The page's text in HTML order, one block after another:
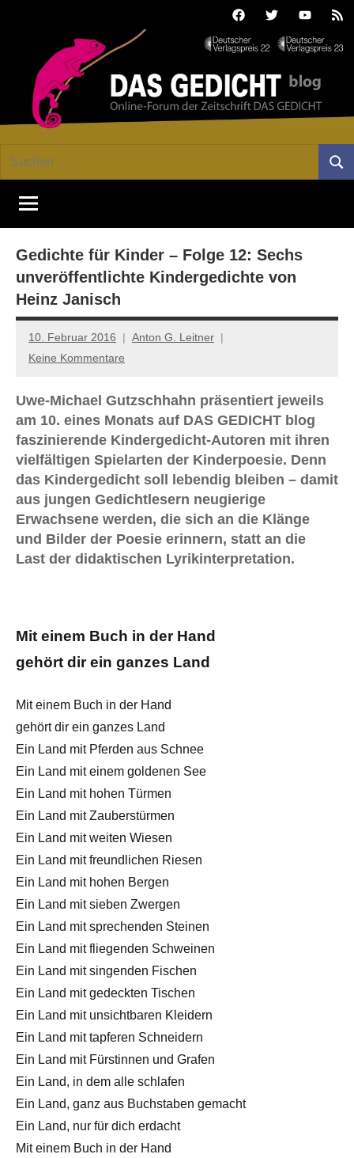
FacebookTwitterYoutube
GEDICHT
blog
Forum
von
DAS
Lyrik,
Essay
Suchen
Gedichte für Kinder – Folge 12: Sechs
unveröffentlichte Kindergedichte von
Heinz Janisch
10. Februar 2016
Anton G. Leitner
Keine Kommentare
Uwe-Michael Gutzschhahn präsentiert jeweils
am 10. eines Monats auf DAS GEDICHT blog
faszinierende Kindergedicht-Autoren mit ihren
vielfältigen Spielarten der Kinderpoesie. Denn
das Kindergedicht soll lebendig bleiben – damit
aus jungen Gedichtlesern neugierige
Erwachsene werden, die sich an die Klänge
und Bilder der Poesie erinnern, statt an die
Last der didaktischen Lyrikinterpretation.
Mit einem Buch in der Hand
gehört dir ein ganzes Land
Mit einem Buch in der Hand
gehört dir ein ganzes Land
Ein Land mit Pferden aus Schnee
Ein Land mit einem goldenen See
Ein Land mit hohen Türmen
Ein Land mit Zauberstürmen
Ein Land mit weiten Wiesen
Ein Land mit freundlichen Riesen
Ein Land mit hohen Bergen
Ein Land mit sieben Zwergen
Ein Land mit sprechenden Steinen
Ein Land mit fliegenden Schweinen
Ein Land mit singenden Fischen
Ein Land mit gedeckten Tischen
Ein Land mit unsichtbaren Kleidern
Ein Land mit tapferen Schneidern
Ein Land mit Fürstinnen und Grafen
Ein Land, in dem alle schlafen
Ein Land, ganz aus Buchstaben gemacht
Ein Land, nur für dich erdacht
Mit einem Buch in der Hand